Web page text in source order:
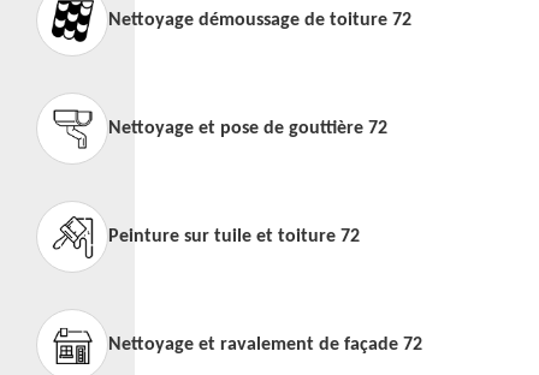
Nettoyage démoussage de toiture 72
Nettoyage et pose de gouttière 72
Peinture sur tuile et toiture 72
Nettoyage et ravalement de façade 72